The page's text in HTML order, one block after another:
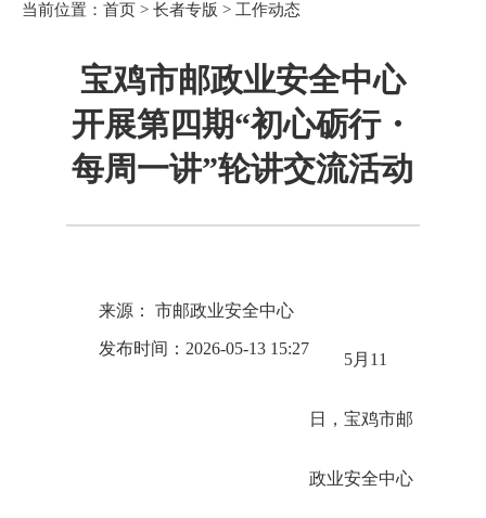
当前位置： 首页 > 长者专版 > 工作动态
宝鸡市邮政业安全中心
开展第四期“初心砺行・
每周一讲”轮讲交流活动
来源： 市邮政业安全中心
发布时间：2026-05-13 15:27
5月11
日，宝鸡市邮
政业安全中心